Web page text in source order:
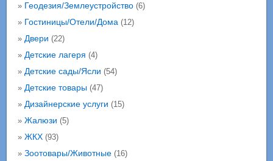
» Геодезия/Землеустройство(6)
» Гостиницы/Отели/Дома(12)
» Двери (22)
» Детские лагеря (4)
» Детские сады/Ясли (54)
» Детские товары(47)
» Дизайнерские услуги (15)
» Жалюзи (5)
» ЖКХ(93)
» Зоотовары/Животные(16)